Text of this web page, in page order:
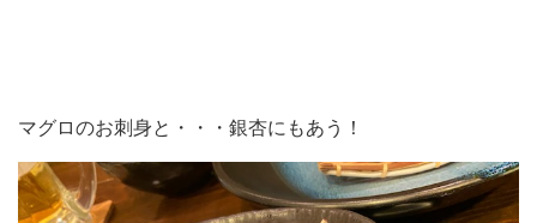
マグロのお刺身と・・・銀杏にもあう！